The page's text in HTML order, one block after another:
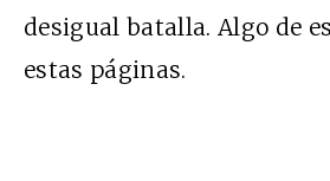
desigual batalla. Algo de
estas páginas.